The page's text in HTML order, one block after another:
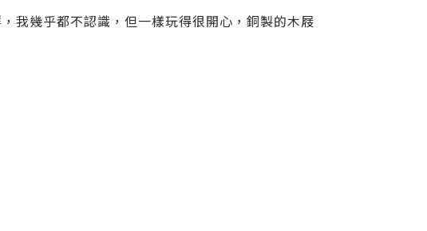
我幾乎都不認識，但一樣玩得很開心，銅製的木屐